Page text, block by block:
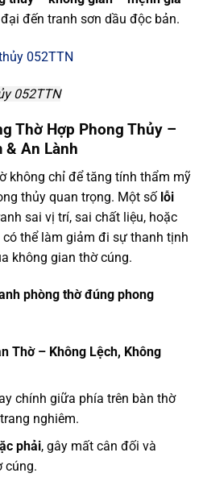
đến tranh sơn dầu độc bản.
052TTN
Thờ Hợp Phong Thủy –
& An Lành
không chỉ để tăng tính thẩm mỹ
thủy quan trọng. Một số lỗi
sai vị trí, sai chất liệu, hoặc
thể làm giảm đi sự thanh tịnh
không gian thờ cúng.
phòng thờ đúng phong
Thờ – Không Lệch, Không
chính giữa phía trên bàn thờ
nghiêm.
phải, gây mất cân đối và
cúng.